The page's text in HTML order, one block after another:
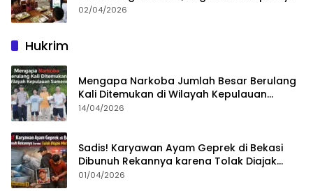
02/04/2026
Hukrim
Mengapa Narkoba Jumlah Besar Berulang
Kali Ditemukan di Wilayah Kepulauan
Sumenep?
14/04/2026
Sadis! Karyawan Ayam Geprek di Bekasi
Dibunuh Rekannya karena Tolak Diajak
Merampok Majikan
01/04/2026